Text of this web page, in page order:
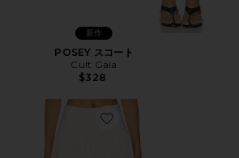
新作
POSEY スコート
Cult Gaia
$328
Favorite NESA マキシスカート